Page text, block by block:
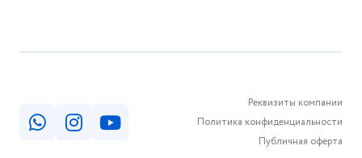
Реквизиты компании
Политика конфиденциальности
Публичная оферта